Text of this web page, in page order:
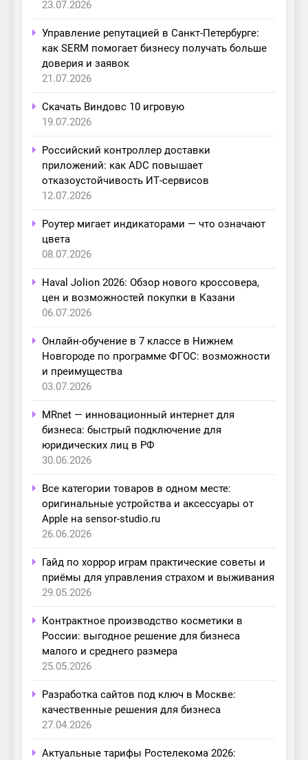
23.07.2026
Управление репутацией в Санкт-Петербурге:
как SERM помогает бизнесу получать больше
доверия и заявок
21.07.2026
Скачать Виндовс 10 игровую
19.07.2026
Российский контроллер доставки
приложений: как ADC повышает
отказоустойчивость ИТ-сервисов
12.07.2026
Роутер мигает индикаторами — что означают
цвета
08.07.2026
Haval Jolion 2026: Обзор нового кроссовера,
цен и возможностей покупки в Казани
06.07.2026
Онлайн-обучение в 7 классе в Нижнем
Новгороде по программе ФГОС: возможности
и преимущества
03.07.2026
MRnet — инновационный интернет для
бизнеса: быстрый подключение для
юридических лиц в РФ
30.06.2026
Все категории товаров в одном месте:
оригинальные устройства и аксессуары от
Apple на sensor-studio.ru
26.06.2026
Гайд по хоррор играм практические советы и
приёмы для управления страхом и выживания
29.05.2026
Контрактное производство косметики в
России: выгодное решение для бизнеса
малого и среднего размера
25.05.2026
Разработка сайтов под ключ в Москве:
качественные решения для бизнеса
27.04.2026
Актуальные тарифы Ростелекома 2026: